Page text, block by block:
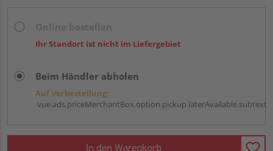
Ihr Standort ist nicht im Liefergebiet
Beim Händler abholen
Auf Vorbestellung:
vue.ads.priceMerchantBox.option.pickup.laterAvailable.subtext
In den Warenkorb